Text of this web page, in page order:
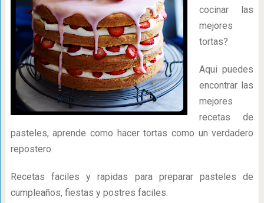
cocinar las
mejores
tortas?
Aqui puedes
encontrar las
mejores
recetas de
pasteles, aprende como hacer tortas como un verdadero
repostero.
Recetas faciles y rapidas para preparar pasteles de
cumpleaños, fiestas y postres faciles.